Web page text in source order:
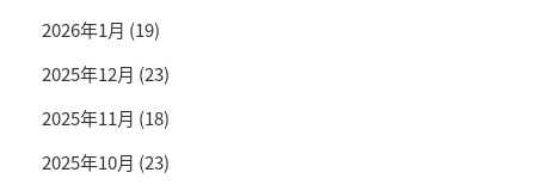
2026年1月 (19)
2025年12月 (23)
2025年11月 (18)
2025年10月 (23)